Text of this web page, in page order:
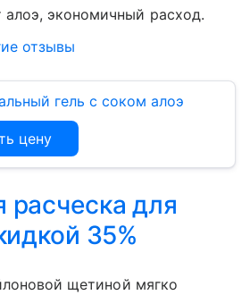
алоэ, экономичный расход.
отзывы
гель с соком алоэ
цену
для
35%
щетиной мягко